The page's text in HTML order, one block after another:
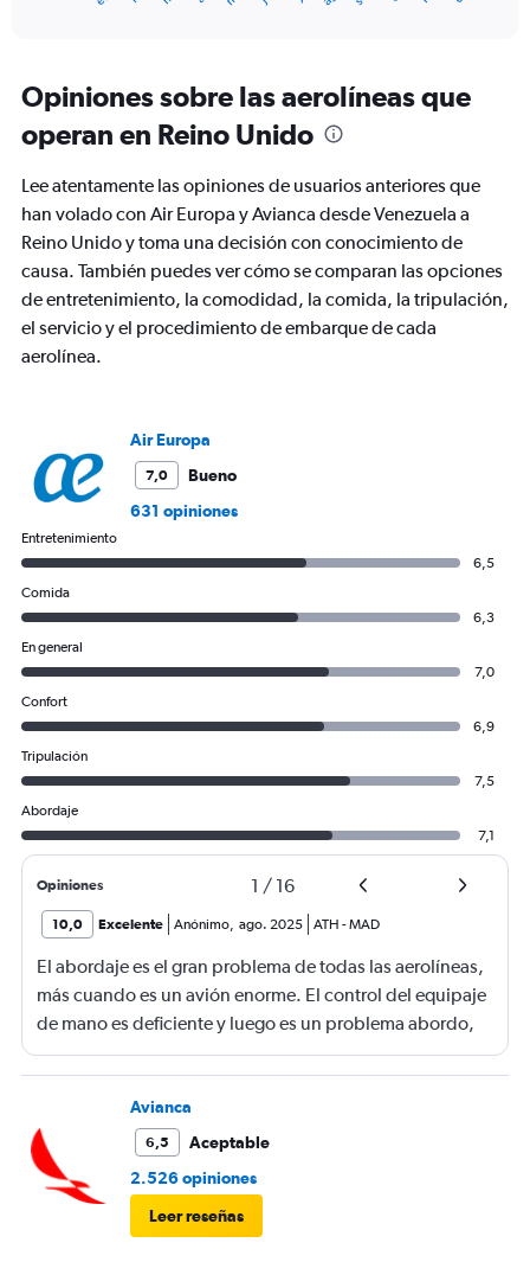
Range:
12
categories.
The
chart
1
Y
axis
displaying
Range:
0
Opiniones sobre las aerolíneas que
operan en Reino Unido
Lee atentamente las opiniones de usuarios anteriores que
han volado con Air Europa y Avianca desde Venezuela a
Reino Unido y toma una decisión con conocimiento de
causa. También puedes ver cómo se comparan las opciones
de entretenimiento, la comodidad, la comida, la tripulación,
el servicio y el procedimiento de embarque de cada
aerolínea.
Air Europa
7,0
Bueno
631 opiniones
Entretenimiento
6,5
Comida
6,3
En general
7,0
Confort
6,9
Tripulación
7,5
Abordaje
7,1
Opiniones 1 / 16
10,0 Excelente Anónimo, ago. 2025 ATH -MAD
El abordaje es el gran problema de todas las aerolíneas,
más cuando es un avión enorme. El control del equipaje
de mano es deficiente y luego es un problema abordo,
ya que demora todo es proceso. Se requiere más
personal a la hora del embarque y que inicie con más
tiempo para que todo fluya más tranquilo.
Avianca
6,5
Aceptable
2.526 opiniones
Leer reseñas